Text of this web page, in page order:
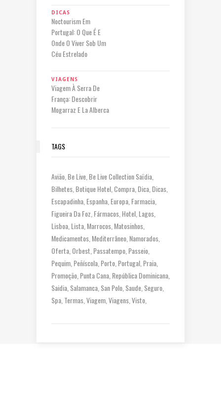
DICAS
Noctourism Em
Portugal: O Que É E
Onde O Viver Sob Um
Céu Estrelado
VIAGENS
Viagem À Serra De
França: Descobrir
Mogarraz E La Alberca
TAGS
Avião Be Live Be Live Collection Saïdia
Bilhetes Botique Hotel Compra Dica Dicas
Escapadinha Espanha Europa Farmacia
Figueira Da Foz Fármacos Hotel Lagos
Lisboa Lista Marrocos Matosinhos
Medicamentos Mediterrâneo Namorados
Oferta Orbest Passatempo Passeio
Pequim Peñíscola Porto Portugal Praia
Promoção Punta Cana República Dominicana
Saidia Salamanca San Polo Saude Seguro
Spa Termas Viagem Viagens Visto